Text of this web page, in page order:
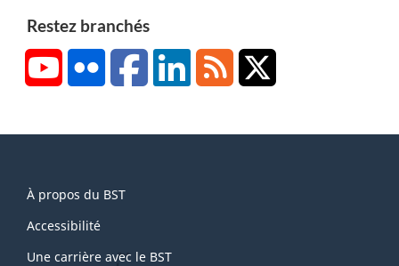
Restez branchés
YouTubeFlickr FacebookLinkedInRSS
this
site
À propos du BST
Accessibilité
Une carrière avec le BST